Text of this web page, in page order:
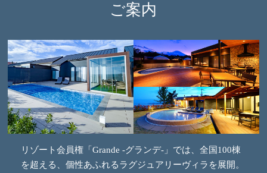
ご案内
リゾート会員権「Grande -グランデ-」では、全国100棟
を超える、個性あふれるラグジュアリーヴィラを展開。